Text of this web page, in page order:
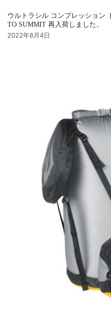
ウルトラシル コンプレッション
TO SUMMIT 再入荷しました。
2022年8月4日